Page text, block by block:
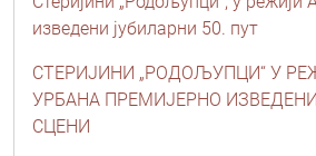
изведени јубиларни 50. пут
СТЕРИЈИНИ „РОДОЉУПЦИ“ У
УРБАНА ПРЕМИЈЕРНО
СЦЕНИ